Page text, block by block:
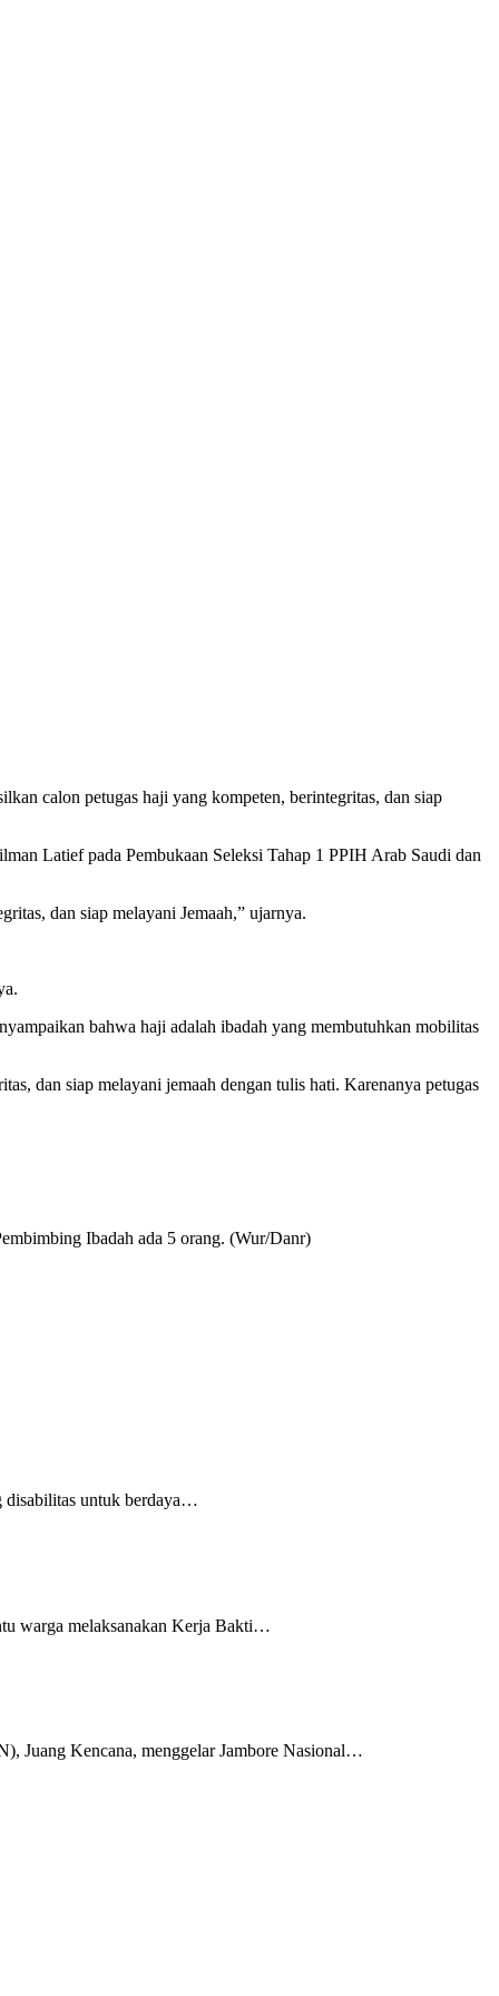
calon petugas haji yang kompeten, berintegritas, dan siap
Latief pada Pembukaan Seleksi Tahap 1 PPIH Arab Saudi dan
dan siap melayani Jemaah,” ujarnya.
bahwa haji adalah ibadah yang membutuhkan mobilitas
dan siap melayani jemaah dengan tulis hati. Karenanya petugas
Ibadah ada 5 orang. (Wur/Danr)
disabilitas untuk berdaya…
warga melaksanakan Kerja Bakti…
Juang Kencana, menggelar Jambore Nasional…